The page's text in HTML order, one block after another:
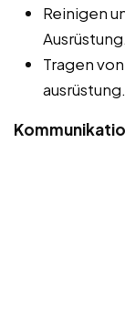
Reinigen
Ausrüstung.
Tragen
ausrüstung.